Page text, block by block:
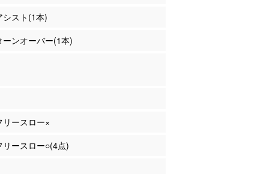
スト(1本)
ンオーバー(1本)
ースロー×
ースロー○(4点)